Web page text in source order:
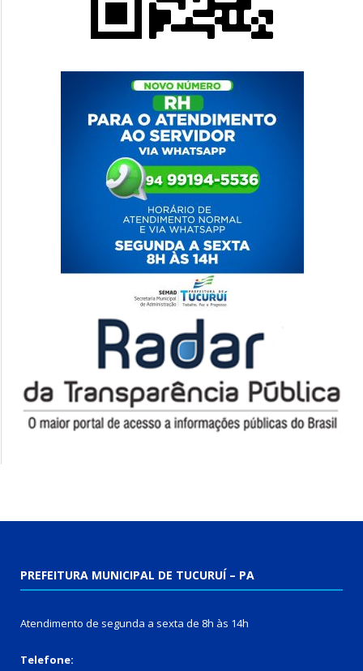
PREFEITURA MUNICIPAL DE TUCURUÍ – PA
Atendimento de segunda a sexta de 8h às 14h
Telefone: